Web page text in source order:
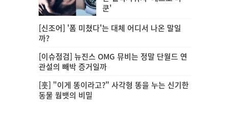
쿤'
[신조어] '폼 미쳤다'는 대체 어디서 나온 말일
까?
[이슈점검] 뉴진스 OMG 뮤비는 정말 단월드 연
관설의 빼박 증거일까
[훗] "이게 똥이라고?" 사각형 똥을 누는 신기한
동물 웜뱃의 비밀